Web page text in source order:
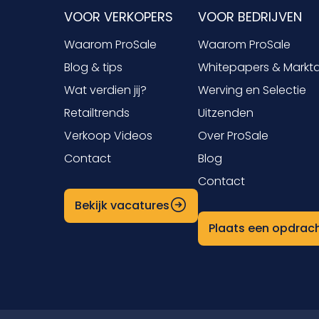
VOOR VERKOPERS
Waarom ProSale
Blog & tips
Wat verdien jij?
Retailtrends
Verkoop Videos
Contact
Bekijk vacatures
VOOR BEDRIJVEN
Waarom ProSale
Whitepapers &
Werving en Selectie
Uitzenden
Over ProSale
Blog
Contact
Plaats een